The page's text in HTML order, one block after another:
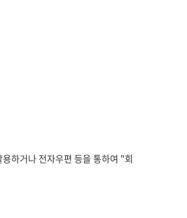
하거나 전자우편 등을 통하여 "회